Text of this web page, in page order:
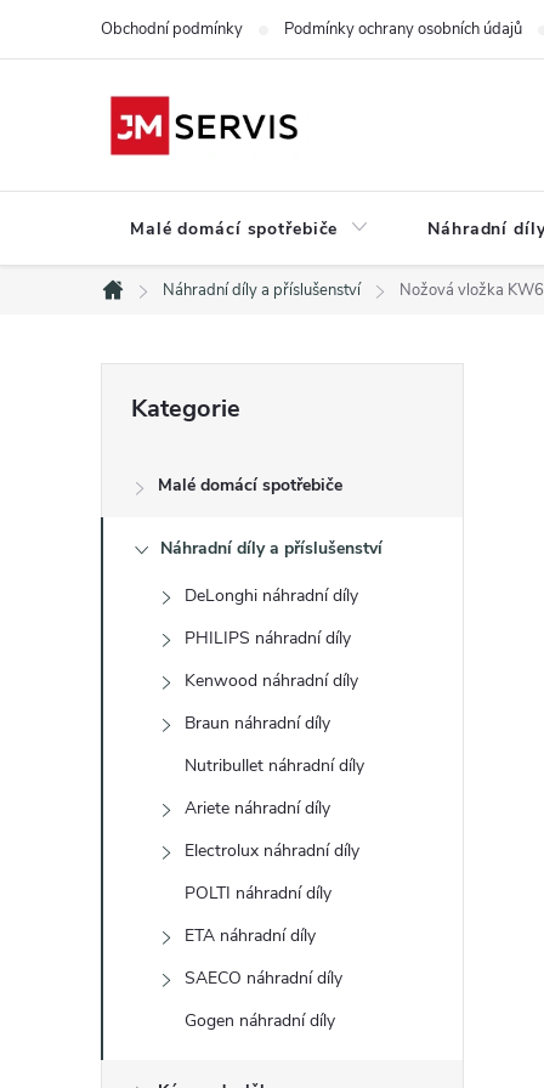
Obchodní podmínky Podmínky ochrany osobních údajů
Malé domácí spotřebiče Náhradní
Domů
Náhradní díly a příslušenství Nožová vložka
s
n
kategorie
Kategorie
Malé domácí spotřebiče
Náhradní díly a příslušenství
DeLonghi náhradní díly
PHILIPS náhradní díly
Kenwood náhradní díly
Braun náhradní díly
Nutribullet náhradní díly
Ariete náhradní díly
Electrolux náhradní díly
POLTI náhradní díly
ETA náhradní díly
SAECO náhradní díly
Gogen náhradní díly